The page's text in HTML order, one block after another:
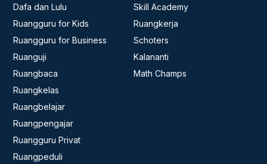
Dafa dan Lulu
Ruangguru for Kids
Ruangguru for Business
Ruanguji
Ruangbaca
Ruangkelas
Ruangbelajar
Ruangpengajar
Ruangguru Privat
Ruangpeduli
Skill Academy
Ruangkerja
Schoters
Kalananti
Math Champs